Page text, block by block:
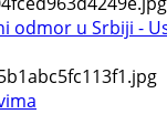
odmor u Srbiji -